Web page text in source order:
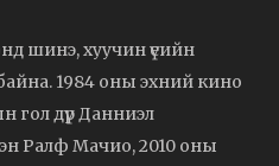
шинэ, хуучин үеийн
1984 оны эхний кино
гол дүр Данниэл
Ралф Мачио, 2010 оны